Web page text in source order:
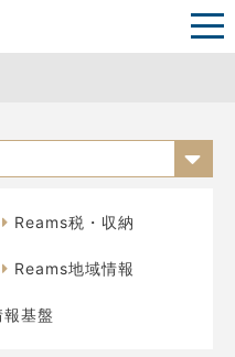
Reams税・収納
Reams地域情報
基盤